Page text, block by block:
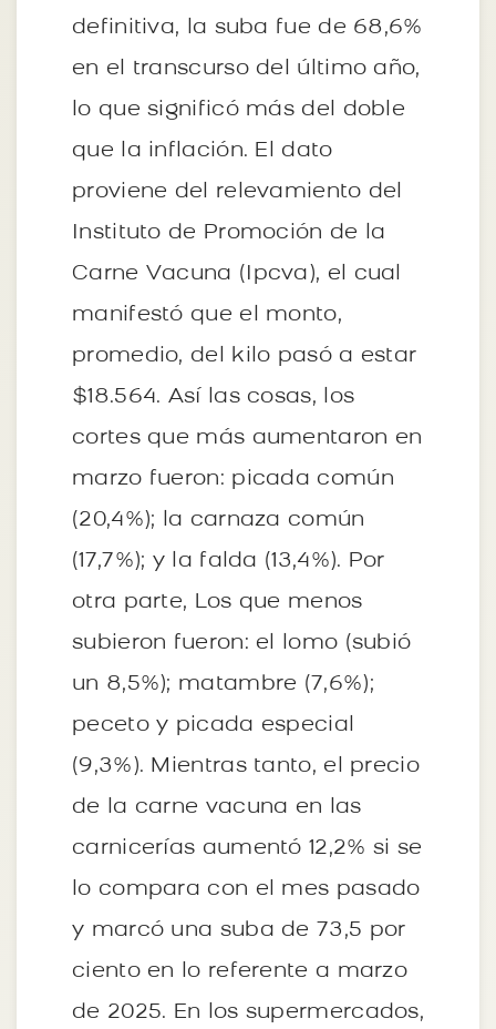
definitiva, la suba fue de 68,6%
en el transcurso del último año,
lo que significó más del doble
que la inflación. El dato
proviene del relevamiento del
Instituto de Promoción de la
Carne Vacuna (Ipcva), el cual
manifestó que el monto,
promedio, del kilo pasó a estar
$18.564. Así las cosas, los
cortes que más aumentaron en
marzo fueron: picada común
(20,4%); la carnaza común
(17,7%); y la falda (13,4%). Por
otra parte, Los que menos
subieron fueron: el lomo (subió
un 8,5%); matambre (7,6%);
peceto y picada especial
(9,3%). Mientras tanto, el precio
de la carne vacuna en las
carnicerías aumentó 12,2% si se
lo compara con el mes pasado
y marcó una suba de 73,5 por
ciento en lo referente a marzo
de 2025. En los supermercados,